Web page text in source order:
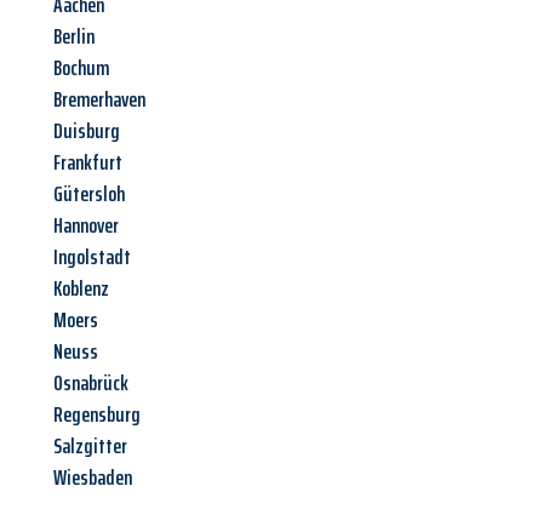
Berlin
Bochum
Bremerhaven
Duisburg
Frankfurt
Gütersloh
Hannover
Ingolstadt
Koblenz
Moers
Neuss
Osnabrück
Regensburg
Salzgitter
Wiesbaden